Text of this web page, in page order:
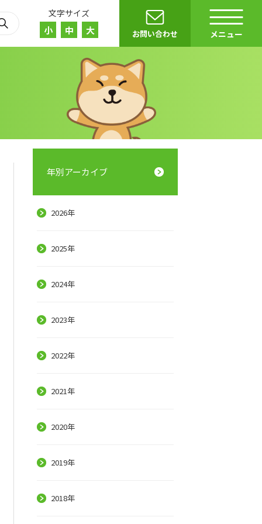
文字サイズ
小 中 大 お問い合わせ メニュー
年別アーカイブ
2026年
2025年
2024年
2023年
2022年
2021年
2020年
2019年
2018年